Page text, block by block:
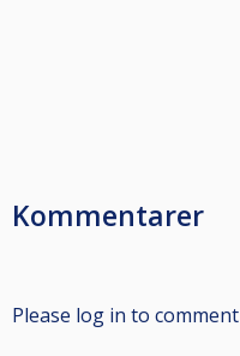
Kommentarer
Please log in to comment